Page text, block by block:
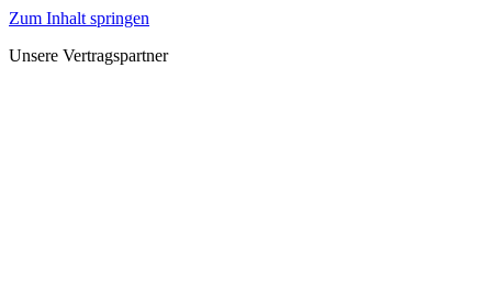
Zum Inhalt springen
Unsere Vertragspartner